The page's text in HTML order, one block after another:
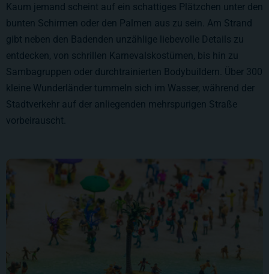
Kaum jemand scheint auf ein schattiges Plätzchen unter den
bunten Schirmen oder den Palmen aus zu sein. Am Strand
gibt neben den Badenden unzählige liebevolle Details zu
entdecken, von schrillen Karnevalskostümen, bis hin zu
Sambagruppen oder durchtrainierten Bodybuildern. Über 300
kleine Wunderländer tummeln sich im Wasser, während der
Stadtverkehr auf der anliegenden mehrspurigen Straße
vorbeirauscht.